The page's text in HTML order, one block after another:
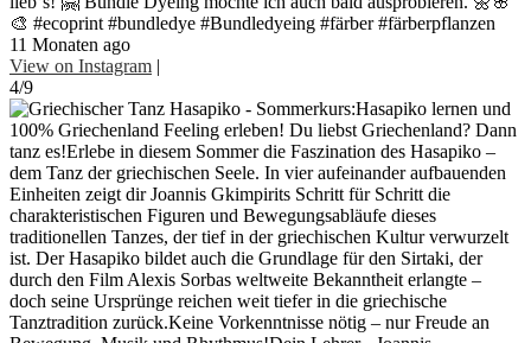
🎨 #ecoprint #bundledye #Bundledyeing #färber #färberpflanzen
11 Monaten ago
View on Instagram |
4/9